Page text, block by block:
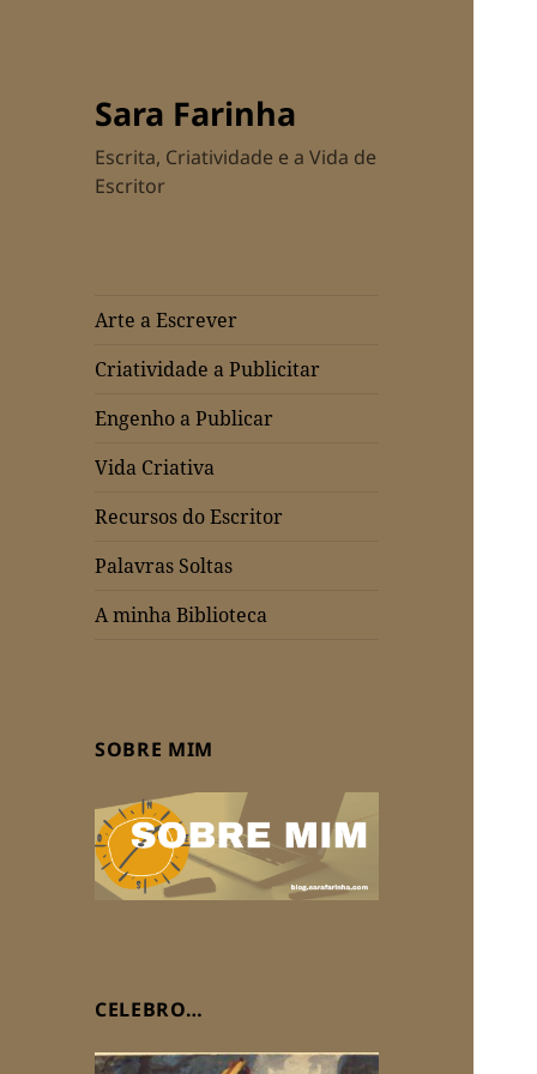
Sara Farinha
Escrita, Criatividade e a Vida de
Escritor
Arte a Escrever
Criatividade a Publicitar
Engenho a Publicar
Vida Criativa
Recursos do Escritor
Palavras Soltas
A minha Biblioteca
SOBRE MIM
CELEBRO…